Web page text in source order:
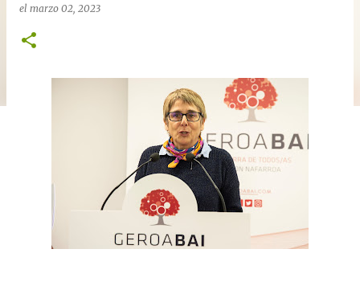
el marzo 02, 2023